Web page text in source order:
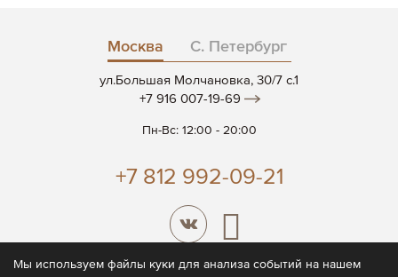
Москва С. Петербург
ул.Большая Молчановка, 30/7 c.1
+7 916 007-19-69
Пн-Вс: 12:00 - 20:00
+7 812 992-09-21
Мы используем файлы куки для анализа событий на нашем